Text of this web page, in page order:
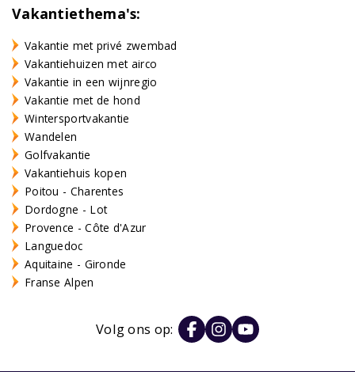
Vakantiethema's:
Vakantie met privé zwembad
Vakantiehuizen met airco
Vakantie in een wijnregio
Vakantie met de hond
Wintersportvakantie
Wandelen
Golfvakantie
Vakantiehuis kopen
Poitou - Charentes
Dordogne - Lot
Provence - Côte d'Azur
Languedoc
Aquitaine - Gironde
Franse Alpen
Volg ons op: